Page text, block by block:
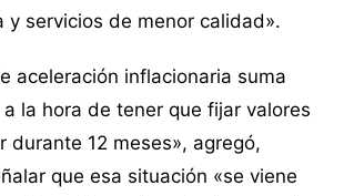
y servicios de menor calidad».
aceleración inflacionaria suma
la hora de tener que fijar valores
durante 12 meses», agregó,
que esa situación «se viene